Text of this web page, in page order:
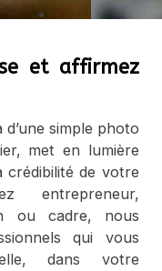
et affirmez
simple photo
met en lumière
de votre
entrepreneur,
ou cadre, nous
qui vous
dans votre